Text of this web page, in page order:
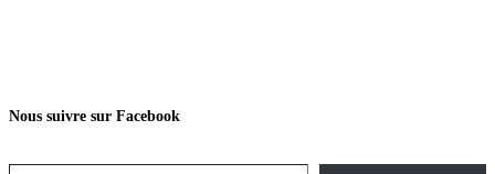
Nous suivre sur Facebook
Saisissez votre adresse e-mail…